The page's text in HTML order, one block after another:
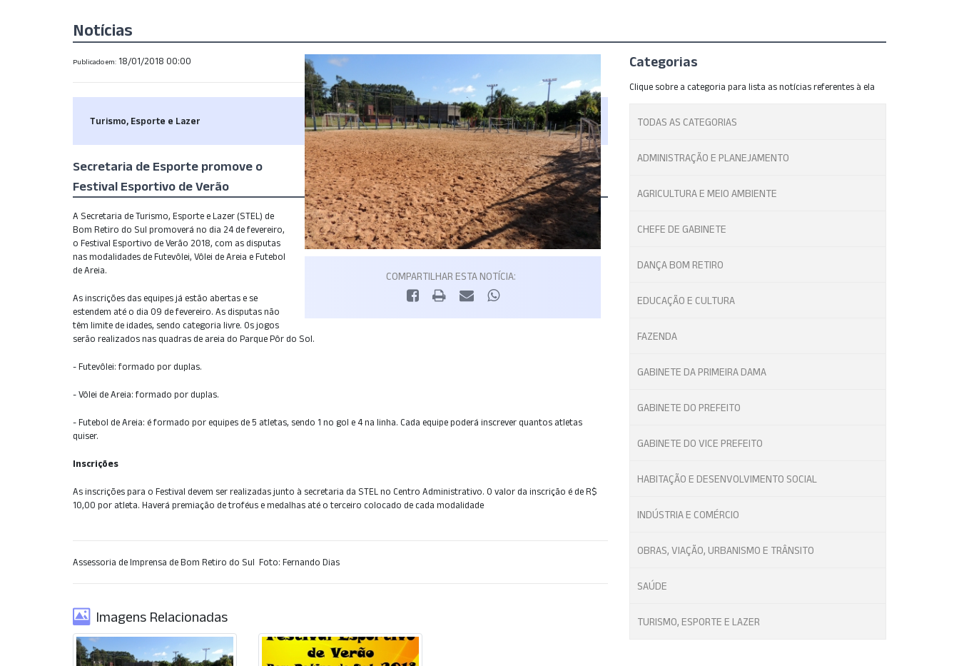
Notícias
COMPARTILHAR ESTA NOTÍCIA:
Publicado em: 18/01/2018 00:00
Turismo, Esporte e Lazer
Secretaria de Esporte promove o
Festival Esportivo de Verão
A Secretaria de Turismo, Esporte e Lazer (STEL) de
Bom Retiro do Sul promoverá no dia 24 de fevereiro,
o Festival Esportivo de Verão 2018, com as disputas
nas modalidades de Futevôlei, Vôlei de Areia e Futebol
de Areia.
As inscrições das equipes já estão abertas e se
estendem até o dia 09 de fevereiro. As disputas não
têm limite de idades, sendo categoria livre. Os jogos
serão realizados nas quadras de areia do Parque Pôr do Sol.
- Futevôlei: formado por duplas.
- Vôlei de Areia: formado por duplas.
- Futebol de Areia: é formado por equipes de 5 atletas, sendo 1 no gol e 4 na linha. Cada equipe poderá inscrever quantos atletas
quiser.
Inscrições
As inscrições para o Festival devem ser realizadas junto à secretaria da STEL no Centro Administrativo. O valor da inscrição é de R$
10,00 por atleta. Haverá premiação de troféus e medalhas até o terceiro colocado de cada modalidade
Assessoria de Imprensa de Bom Retiro do Sul  Foto: Fernando Dias
Imagens Relacionadas
Categorias
Clique sobre a categoria para lista as notícias referentes à ela
TODAS AS CATEGORIAS
ADMINISTRAÇÃO E PLANEJAMENTO
AGRICULTURA E MEIO AMBIENTE
CHEFE DE GABINETE
DANÇA BOM RETIRO
EDUCAÇÃO E CULTURA
FAZENDA
GABINETE DA PRIMEIRA DAMA
GABINETE DO PREFEITO
GABINETE DO VICE PREFEITO
HABITAÇÃO E DESENVOLVIMENTO SOCIAL
INDÚSTRIA E COMÉRCIO
OBRAS, VIAÇÃO, URBANISMO E TRÂNSITO
SAÚDE
TURISMO, ESPORTE E LAZER